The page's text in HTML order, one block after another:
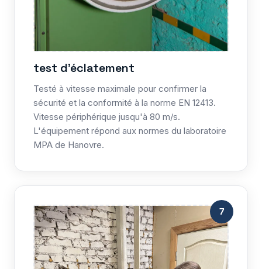
test d'éclatement
Testé à vitesse maximale pour confirmer la
sécurité et la conformité à la norme EN 12413.
Vitesse périphérique jusqu'à 80 m/s.
L'équipement répond aux normes du laboratoire
MPA de Hanovre.
7